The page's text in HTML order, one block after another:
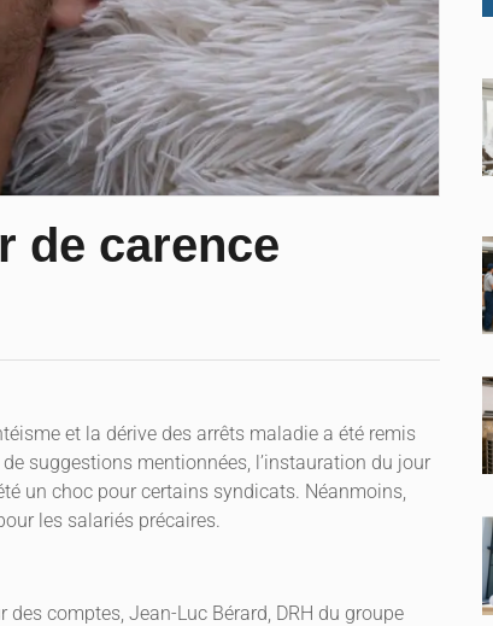
de carence
et la dérive des arrêts maladie a été remis
suggestions mentionnées, l’instauration du jour
un choc pour certains syndicats. Néanmoins,
les salariés précaires.
des comptes, Jean-Luc Bérard, DRH du groupe